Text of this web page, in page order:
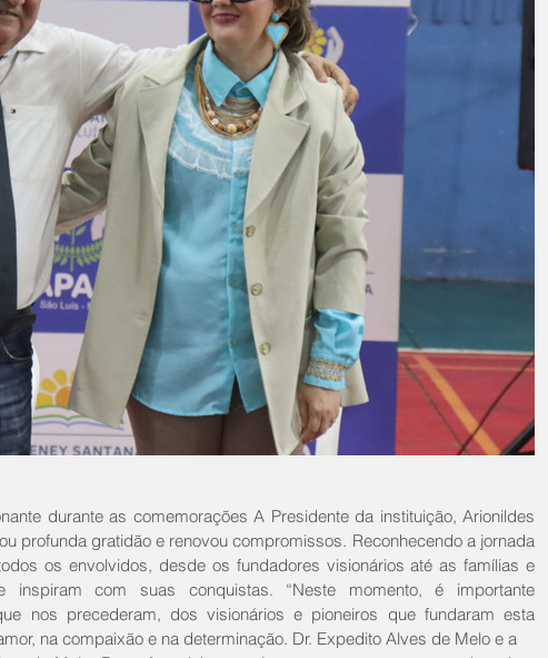
durante as comemorações A Presidente da instituição, Arionildes
profunda gratidão e renovou compromissos. Reconhecendo a jornada
os envolvidos, desde os fundadores visionários até as famílias e
inspiram com suas conquistas. “Neste momento, é importante
nos precederam, dos visionários e pioneiros que fundaram esta
na compaixão e na determinação. Dr. Expedito Alves de Melo e a